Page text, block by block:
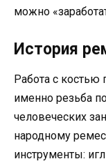
можно
История
Работа с костью
именно резьба
человеческих
народному
инструменты: